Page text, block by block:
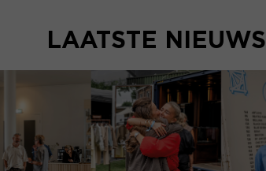
LAATSTE NIEUWS